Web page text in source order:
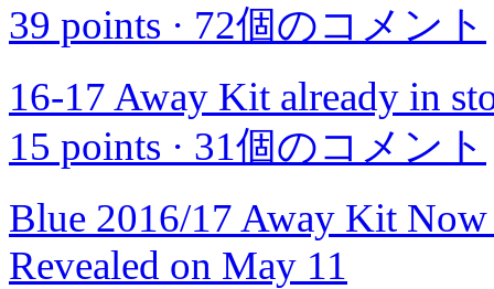
39 points · 72個のコメント
16-17 Away Kit already in
15 points · 31個のコメント
Blue 2016/17 Away Kit
Revealed on May 11